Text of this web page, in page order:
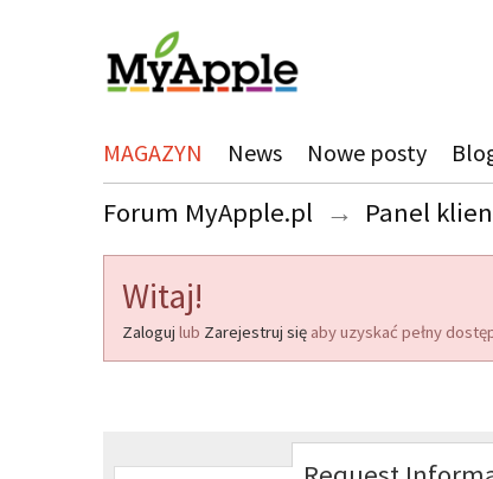
MAGAZYN News Nowe posty
Forum MyApple.pl → Panel
Witaj!
Zaloguj lub Zarejestruj się aby uzyskać pełny